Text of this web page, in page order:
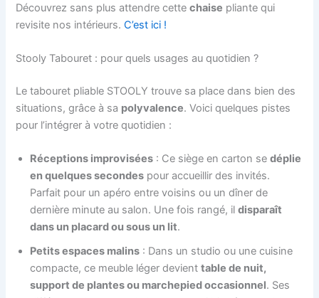
Découvrez sans plus attendre cettechaise pliante qui
revisite nos intérieurs.C’est ici !
Stooly Tabouret : pour quels usages au quotidien ?
Le tabouret pliable STOOLY trouve sa place dans bien des
situations, grâce à sa polyvalence. Voici quelques pistes
pour l’intégrer à votre quotidien :
Réceptions improvisées : Ce siège en carton sedéplie
en quelques secondes pour accueillir des invités.
Parfait pour un apéro entre voisins ou un dîner de
dernière minute au salon. Une fois rangé, ildisparaît
dans un placard ou sous un lit.
Petits espaces malins : Dans un studio ou une cuisine
compacte, ce meuble léger devienttable de nuit,
support de plantes ou marchepied occasionnel. Ses